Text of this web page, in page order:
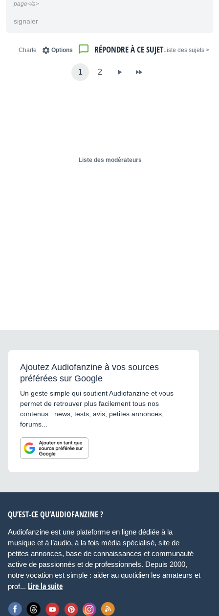
page</a>
signaler
< Liste des sujets
RÉPONDRE À CE SUJET
Options
Charte
1 2
Liste des modérateurs
Ajoutez Audiofanzine à vos sources
préférées sur Google
Un geste simple qui soutient Audiofanzine et vous
permet de retrouver plus facilement tous nos
contenus : news, tests, avis, petites annonces,
forums...
QU’EST-CE QU’AUDIOFANZINE ?
Audiofanzine est une plateforme en ligne dédiée à la
musique et à l’audio, à la fois média spécialisé, site de
petites annonces, base de connaissances et communauté
active de passionnés et de professionnels. Depuis 2000,
notre vocation est simple : aider au quotidien les amateurs et
prof... Lire la suite